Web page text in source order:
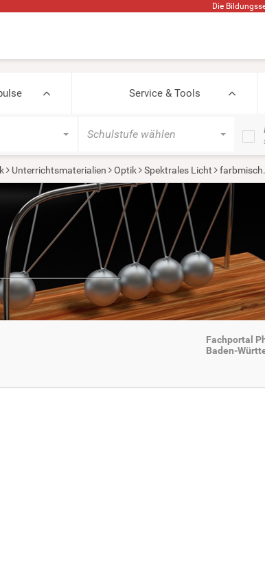
Die
Service & Tools
Schulstufe wählen
Unterrichtsmaterialien Optik Spektrales Licht
Fachportal
Baden-